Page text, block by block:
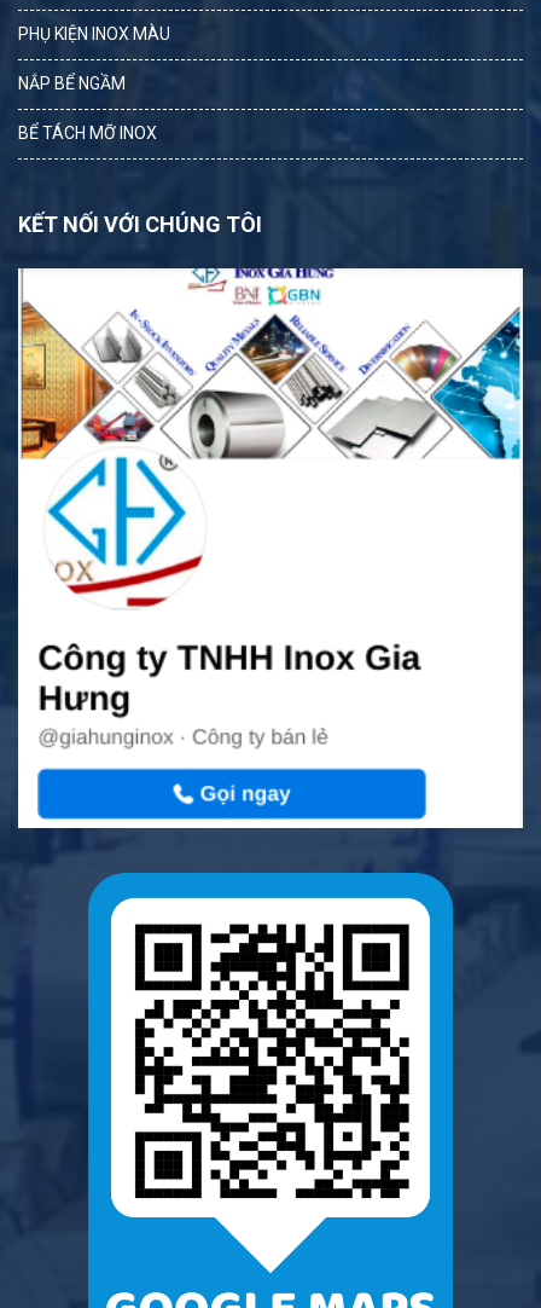
PHỤ KIỆN INOX MÀU
NẮP BỂ NGẦM
BỂ TÁCH MỠ INOX
KẾT NỐI VỚI CHÚNG TÔI